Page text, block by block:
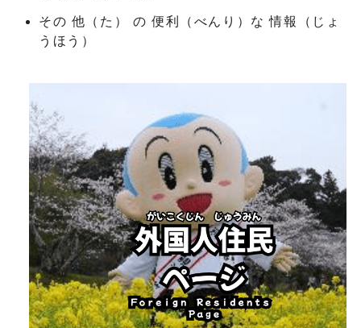
その 他（た） の 便利（べんり）な 情報（じょ
うほう）